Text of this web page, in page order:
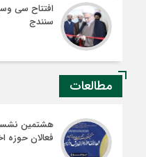
افتتاح سی
سنندج
مطالعات
هشتمین
فعالان حوزه